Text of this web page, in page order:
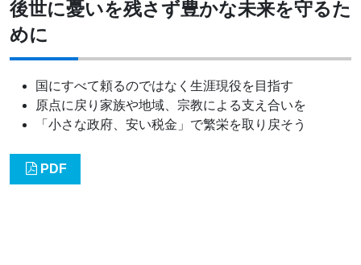
後世に憂いを残さず豊かな未来を守るた
めに
国にすべて頼るのではなく生涯現役を目指す
原点に戻り家族や地域、宗教による支え合いを
「小さな政府、安い税金」で繁栄を取り戻そう
PDF